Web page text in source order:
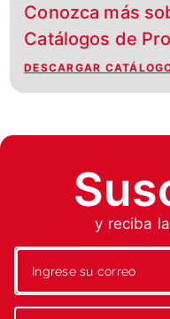
Conozca más
Catálogos de
DESCARGAR
y reciba